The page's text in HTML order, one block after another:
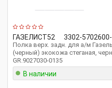
ГАЗЕЛИСТ52 3302-
Полка верх. задн. для а/м
(черный) экокожа стеганая,
GR.9027030-0135
В наличии